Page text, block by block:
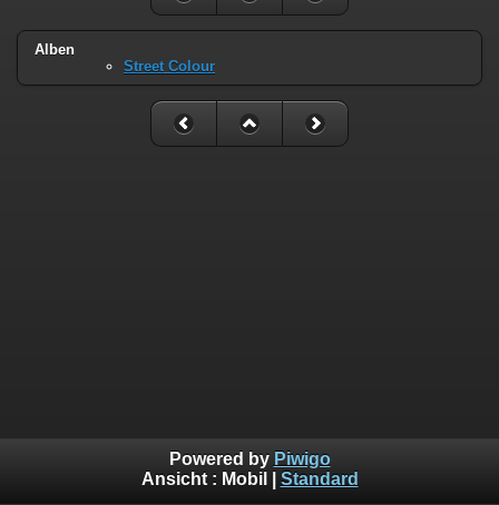
Alben
Street Colour
Powered by Piwigo
Ansicht : Mobil Standard